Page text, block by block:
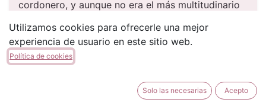
cordonero, y aunque no era el más multitudinario
FECHA Y HORA
viernes, 28 de junio de 2024
Utilizamos cookies para ofrecerle una mejor
experiencia de usuario en este sitio web.
Política de cookies
Solo las necesarias Acepto